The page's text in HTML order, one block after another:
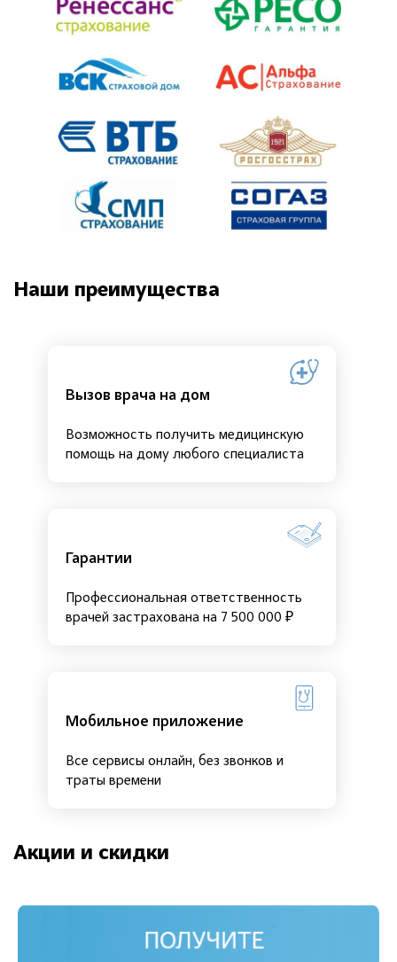
Наши преимущества
Вызов врача на дом
Возможность получить медицинскую
помощь на дому любого специалиста
Гарантии
Профессиональная ответственность
врачей застрахована на 7 500 000 ₽
Мобильное приложение
Все сервисы онлайн, без звонков и
траты времени
Акции и скидки